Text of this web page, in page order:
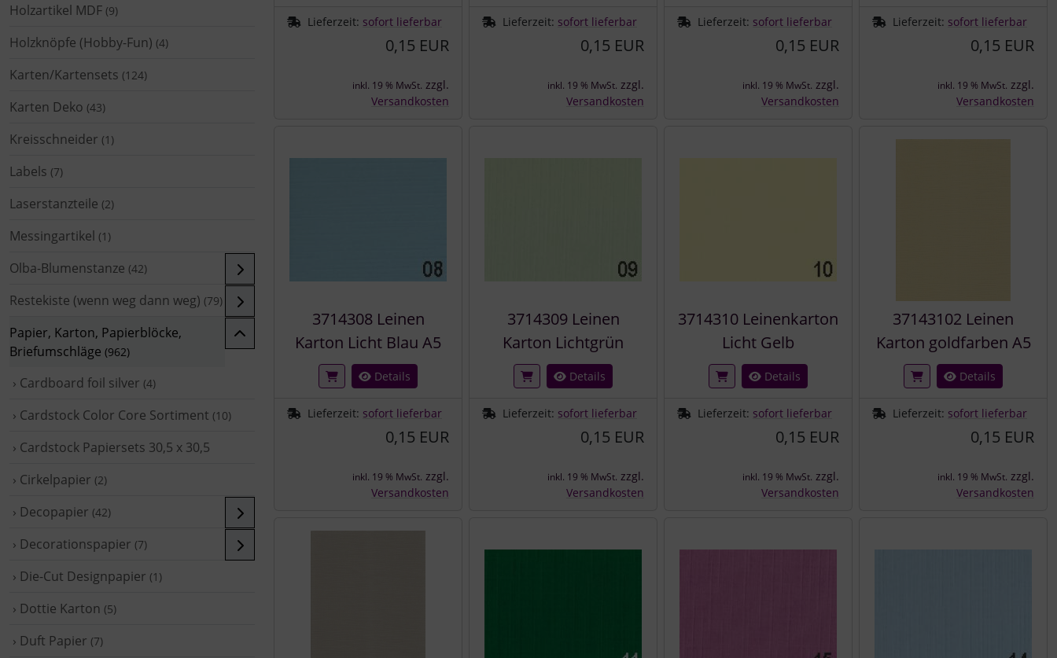
Holzartikel MDF (9)
Holzknöpfe (Hobby-Fun) (4)
Karten/Kartensets (124)
Karten Deko (43)
Kreisschneider (1)
Labels (7)
Laserstanzteile (2)
Messingartikel (1)
Olba-Blumenstanze (42)
Restekiste (wenn weg dann weg) (79)
Papier, Karton, Papierblöcke,
Briefumschläge (962)
› Cardboard foil silver (4)
› Cardstock Color Core Sortiment (10)
› Cardstock Papiersets 30,5 x 30,5
› Cirkelpapier (2)
› Decopapier (42)
› Decorationspapier (7)
› Die-Cut Designpapier (1)
› Dottie Karton (5)
› Duft Papier (7)
Lieferzeit: sofort lieferbar
0,15 EUR
inkl. 19 % MwSt. zzgl.
Versandkosten
Lieferzeit: sofort lieferbar
0,15 EUR
inkl. 19 % MwSt. zzgl.
Versandkosten
Lieferzeit: sofort lieferbar
0,15 EUR
inkl. 19 % MwSt. zzgl.
Versandkosten
Lieferzeit: sofort lieferbar
0,15 EUR
inkl. 19 % MwSt. zzgl.
Versandkosten
3714308 Leinen
Karton Licht Blau A5
Details
Lieferzeit: sofort lieferbar
0,15 EUR
inkl. 19 % MwSt. zzgl.
Versandkosten
3714309 Leinen
Karton Lichtgrün
Details
Lieferzeit: sofort lieferbar
0,15 EUR
inkl. 19 % MwSt. zzgl.
Versandkosten
3714310 Leinenkarton
Licht Gelb
Details
Lieferzeit: sofort lieferbar
0,15 EUR
inkl. 19 % MwSt. zzgl.
Versandkosten
37143102 Leinen
Karton goldfarben A5
Details
Lieferzeit: sofort lieferbar
0,15 EUR
inkl. 19 % MwSt. zzgl.
Versandkosten